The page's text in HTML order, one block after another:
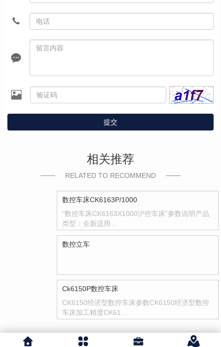
提交
相关推荐
RELATED TO RECOMMEND
数控车床CK6163P/1000
“数控车床CK6163X1000沪控车床”参数说明产品
类型：全新适用…
数控立车
Ck6150P数控车床
CK6150经济型数控车床参数CK6150经济型数控
车床加工精度CK61…